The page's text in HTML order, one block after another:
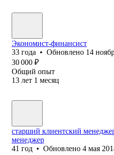
Экономист-финансист
33 года • Обновлено 14
30 000 ₽
Общий опыт
13 лет 1 месяц
старший клиентский
менеджер
41 год • Обновлено 4 мая